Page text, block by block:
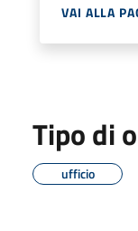
VAI ALLA
Tipo di
ufficio